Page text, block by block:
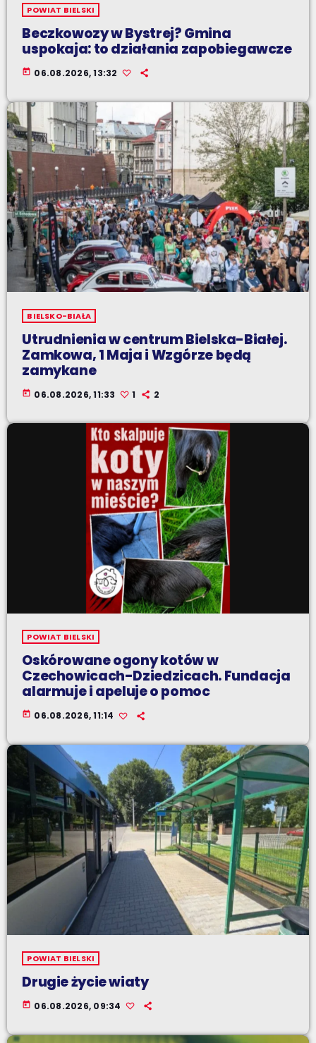
POWIAT BIELSKI
Beczkowozy w Bystrej? Gmina
uspokaja: to działania zapobiegawcze
today 06.08.2026, 13:32
BIELSKO-BIAŁA
Utrudnienia w centrum Bielska-Białej.
Zamkowa, 1 Maja i Wzgórze będą
zamykane
today 06.08.2026, 11:33 1 2
POWIAT BIELSKI
Oskórowane ogony kotów w
Czechowicach-Dziedzicach. Fundacja
alarmuje i apeluje o pomoc
today 06.08.2026, 11:14
POWIAT BIELSKI
Drugie życie wiaty
today 06.08.2026, 09:34